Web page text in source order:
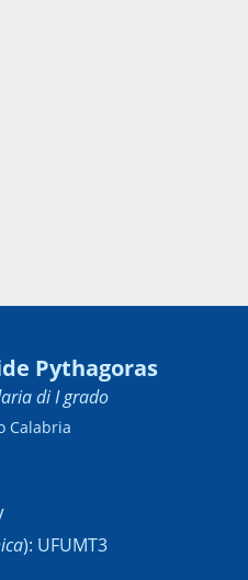
Pythagoras
di I grado
Calabria
): UFUMT3